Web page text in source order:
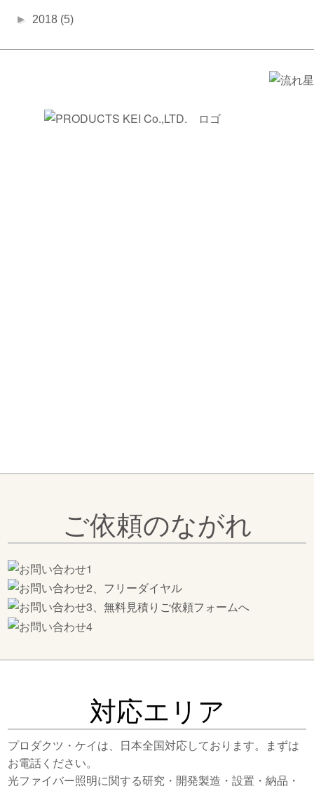
► 2018 (5)
ご依頼のながれ
対応エリア
プロダクツ・ケイは、日本全国対応しております。まずは
お電話ください。
光ファイバー照明に関する研究・開発製造・設置・納品・